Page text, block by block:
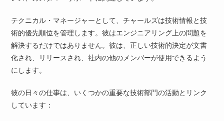
テクニカル・マネージャーとして、チャールズは技術情報と技
術的優先順位を管理します。彼はエンジニアリング上の問題を
解決するだけではありません。彼は、正しい技術的決定が文書
化され、リリースされ、社内の他のメンバーが使用できるよう
にします。
彼の日々の仕事は、いくつかの重要な技術部門の活動とリンク
しています：